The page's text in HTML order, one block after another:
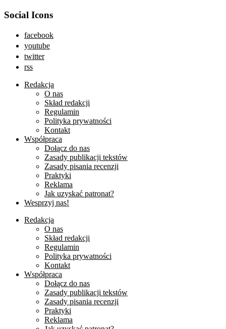
Social Icons
facebook
youtube
twitter
rss
Redakcja
O nas
Skład redakcji
Regulamin
Polityka prywatności
Kontakt
Współpraca
Dołącz do nas
Zasady publikacji tekstów
Zasady pisania recenzji
Praktyki
Reklama
Jak uzyskać patronat?
Wesprzyj nas!
Redakcja
O nas
Skład redakcji
Regulamin
Polityka prywatności
Kontakt
Współpraca
Dołącz do nas
Zasady publikacji tekstów
Zasady pisania recenzji
Praktyki
Reklama